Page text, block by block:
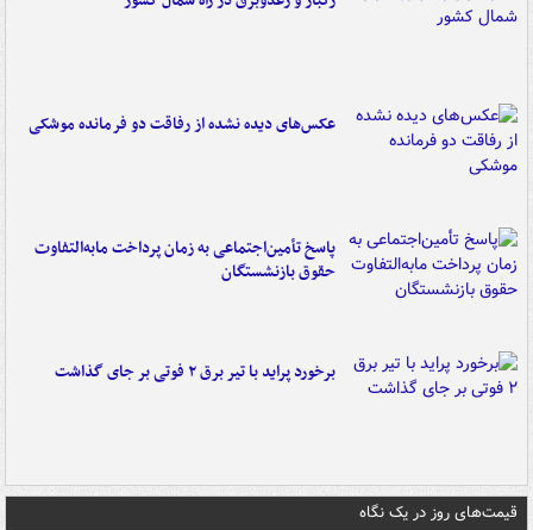
عکس‌های دیده نشده از رفاقت دو فرمانده‌ موشکی
پاسخ تأمین‌اجتماعی به زمان پرداخت مابه‌التفاوت
حقوق بازنشستگان
برخورد پراید با تیر برق ۲ فوتی بر جای گذاشت
قیمت‌های روز در یک نگاه